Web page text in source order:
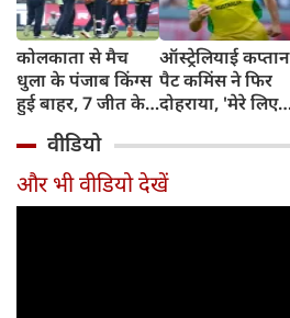
कोलकाता से मैच
धुला के पंजाब किंग्स
हुई बाहर, 7 जीत के
ऑस्ट्रेलियाई कप्तान
पैट कमिंस ने फिर
दोहराया, 'मेरे लिए
वीडियो
और भी वीडियो देखें